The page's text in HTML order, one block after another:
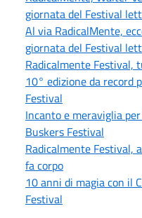
giornata del Festival
Al via RadicalMente,
giornata del Festival
Radicalmente Festival,
10° edizione da record
Festival
Incanto e meraviglia
Buskers Festival
Radicalmente Festival,
fa corpo
10 anni di magia con il
Festival